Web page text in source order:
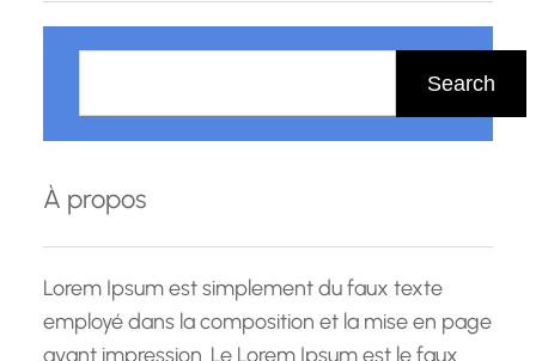
h
r
c
h
Search
À propos
Lorem Ipsum est simplement du faux texte
employé dans la composition et la mise en page
avant impression. Le Lorem Ipsum est le faux